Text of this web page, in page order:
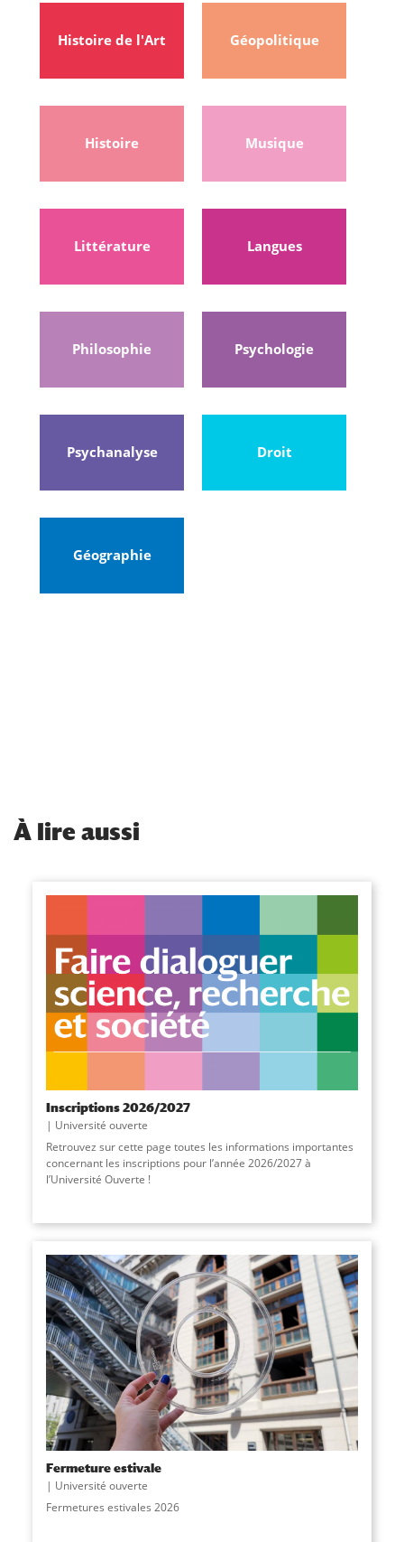
Histoire de l'Art Géopolitique
Histoire Musique
Littérature Langues
Philosophie Psychologie
Psychanalyse Droit
Géographie
À lire aussi
Inscriptions 2026/2027
Université ouverte
Retrouvez sur cette page toutes les informations importantes
concernant les inscriptions pour l’année 2026/2027 à
l’Université Ouverte !
Fermeture estivale
Université ouverte
Fermetures estivales 2026